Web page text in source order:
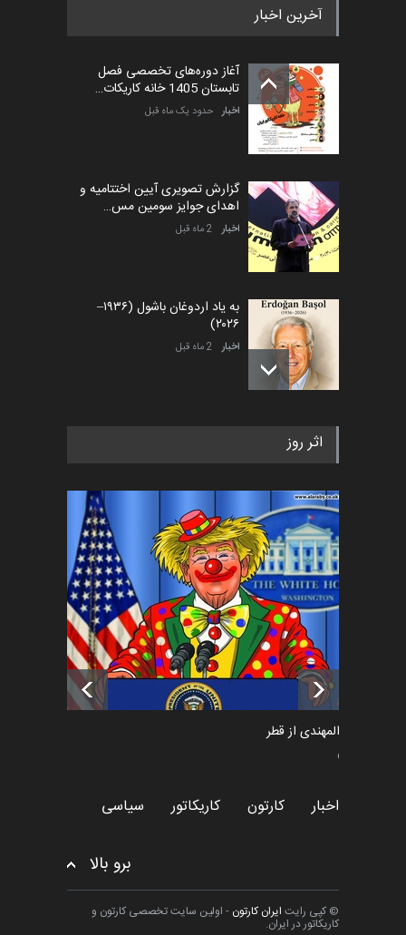
آخرین اخبار
آغاز دوره‌های تخصصی فصل
تابستان 1405 خانه کاریکات…
اخبار حدود یک ماه قبل
گزارش تصویری آیین اختتامیه و
اهدای جوایز سومین مس…
اخبار 2 ماه قبل
به یاد اردوغان باشول (۱۹۳۶–
۲۰۲۶)
اخبار 2 ماه قبل
رویداد کارگاهی کارتون و پوستر
اخبار 6 ماه قبل
فراخوان رویداد کارگاهی کارتون و
پوستر "ایران سربل…
اخبار 6 ماه قبل
تسلیت به همکار | سهراب خیری
اخبار 6 ماه قبل
اثر روز
سعد المهندی از قطر
سیاسی
اخبار کارتون کاریکاتور سیاسی
برو بالا
© کپی رایت ایران کارتون - اولین سایت تخصصی کارتون و
کاریکاتور در ایران.